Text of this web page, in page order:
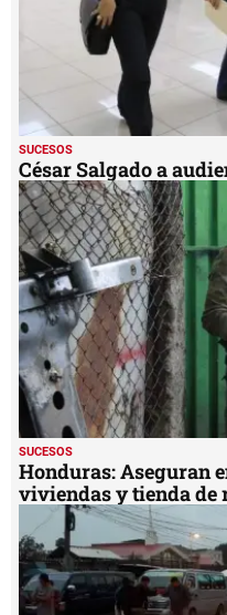
SUCESOS
César Salgado a
SUCESOS
Honduras: Aseguran
viviendas y tienda de